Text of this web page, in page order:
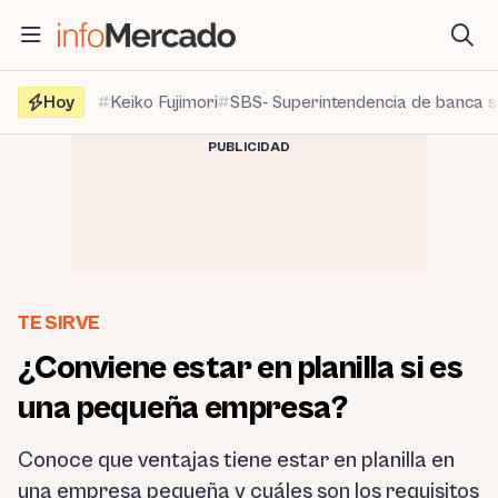
contenido
Hoy
Keiko Fujimori SBS- Superintendencia de banca
PUBLICIDAD
TE SIRVE
¿Conviene estar en planilla si es
una pequeña empresa?
Conoce que ventajas tiene estar en planilla en
una empresa pequeña y cuáles son los requisitos